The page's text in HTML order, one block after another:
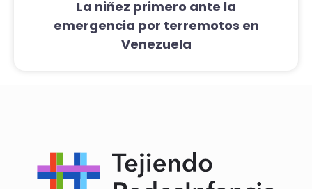
La niñez primero ante la
emergencia por terremotos en
Venezuela